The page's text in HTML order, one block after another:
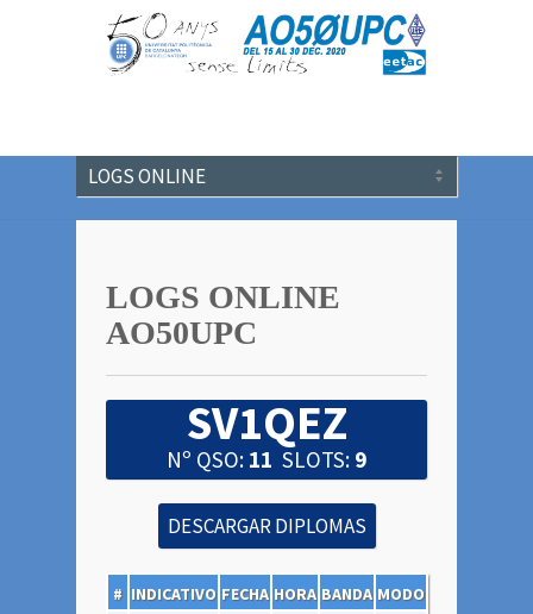
LOGS ONLINE
AO50UPC
SV1QEZ
Nº QSO: 11 SLOTS: 9
# INDICATIVO FECHA HORA BANDA MODO